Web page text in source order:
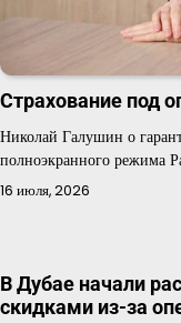
Страхование под
Николай Галушин о
полноэкранного режима
16 июля, 2026
В Дубае начали
скидками из-за